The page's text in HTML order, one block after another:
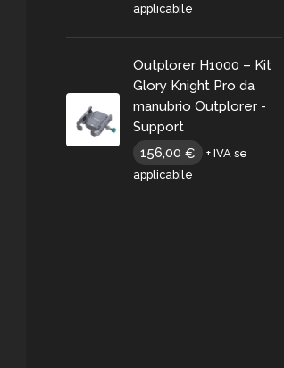
applicabile
Outplorer H1000 – Kit
Glory Knight Pro da
manubrio Outplorer -
Support
156,00 €
+ IVA se
applicabile